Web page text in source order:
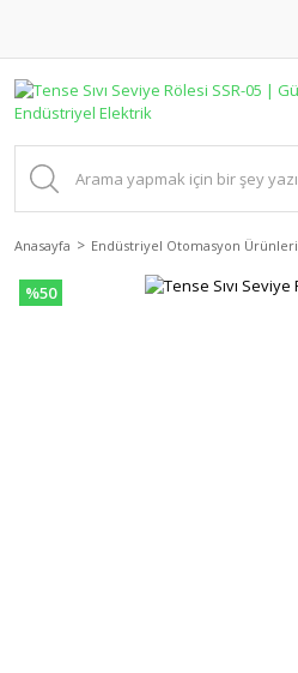
Anasayfa Endüstriyel Otomasyon Ürünleri
%50